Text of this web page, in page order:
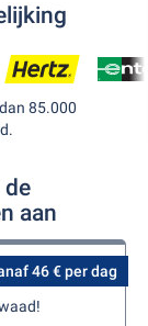
85.000
de
aan
46 € per dag